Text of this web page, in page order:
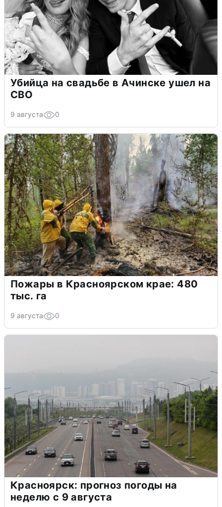
Убийца на свадьбе в Ачинске ушел на
СВО
9 августа 0
Пожары в Красноярском крае: 480
тыс. га
9 августа 0
Красноярск: прогноз погоды на
неделю с 9 августа